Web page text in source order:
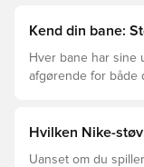
Kend din bane:
Hver bane har sine
afgørende for både
støvler der er det
Hvilken Nike-
Uanset om du